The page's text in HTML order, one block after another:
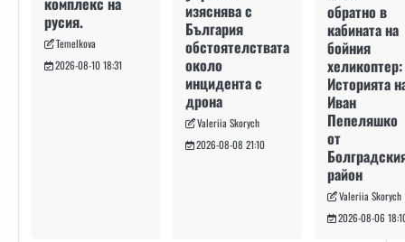
русия.
Temelkova
2026-08-10 18:31
изяснява с
България
обстоятелствата
около
инцидента с
дрона
Valeriia Skorych
2026-08-08 21:10
обратно в
кабината на
бойния
хеликоптер:
Историята
Иван
Пепеляшко
от
район
Valeriia Skorych
2026-08-06